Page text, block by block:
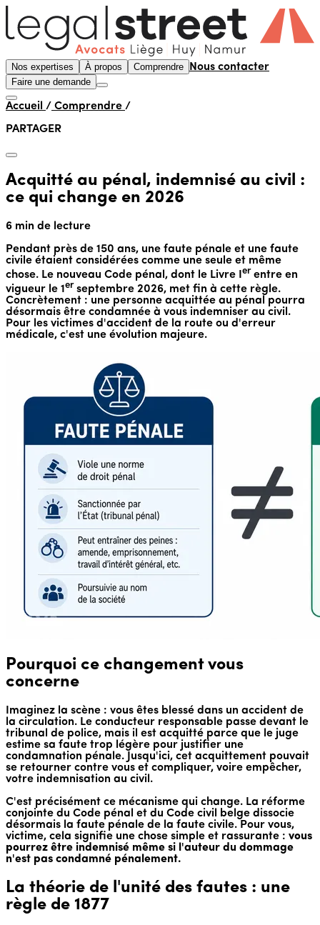
Nos expertises À propos Comprendre Nous contacter
Faire une demande
Accueil / Comprendre /
PARTAGER
Acquitté au pénal, indemnisé au civil :
ce qui change en 2026
6 min de lecture
Pendant près de 150 ans, une faute pénale et une faute
civile étaient considérées comme une seule et même
chose. Le nouveau Code pénal, dont le Livre I
er entre en
vigueur le 1er septembre 2026, met fin à cette règle.
Concrètement : une personne acquittée au pénal pourra
désormais être condamnée à vous indemniser au civil.
Pour les victimes d'accident de la route ou d'erreur
médicale, c'est une évolution majeure.
Pourquoi ce changement vous
concerne
Imaginez la scène : vous êtes blessé dans un accident de
la circulation. Le conducteur responsable passe devant le
tribunal de police, mais il est acquitté parce que le juge
estime sa faute trop légère pour justifier une
condamnation pénale. Jusqu'ici, cet acquittement pouvait
se retourner contre vous et compliquer, voire empêcher,
votre indemnisation au civil.
C'est précisément ce mécanisme qui change. La réforme
conjointe du Code pénal et du Code civil belge dissocie
désormais la faute pénale de la faute civile. Pour vous,
victime, cela signifie une chose simple et rassurante : vous
pourrez être indemnisé même si l'auteur du dommage
n'est pas condamné pénalement.
La théorie de l'unité des fautes : une
règle de 1877